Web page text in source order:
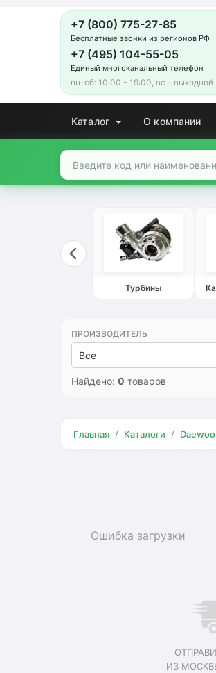
+7 (800) 775-27-85
Бесплатные звонки из регионов РФ
+7 (495) 104-55-05
Единый многоканальный телефон
пн-сб: 10:00 - 19:00, вс - выходной
Каталог О компании
Турбины
ПРОИЗВОДИТЕЛЬ
Все
Найдено: 0 товаров
Главная Каталоги
Ошибка загрузки
ИЗ